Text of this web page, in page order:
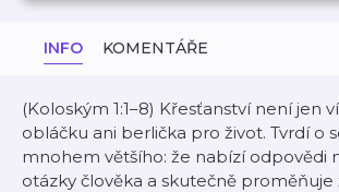
INFO KOMENTÁŘE
(Koloským 1:1–8) Křesťanství není jen
obláčku ani berlička pro život. Tvrdí o
mnohem většího: že nabízí odpovědi
otázky člověka a skutečně proměňuje